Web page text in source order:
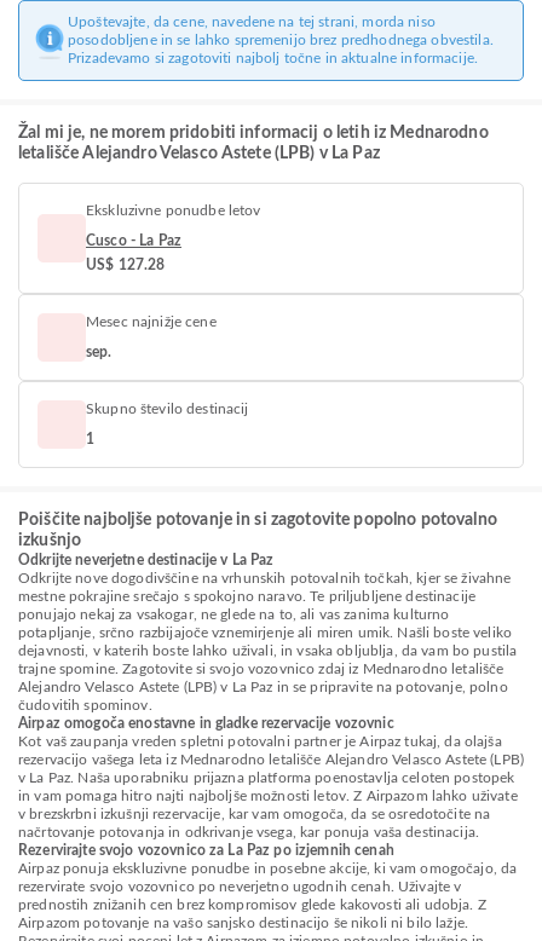
Upoštevajte, da cene, navedene na tej strani, morda niso
posodobljene in se lahko spremenijo brez predhodnega obvestila.
Prizadevamo si zagotoviti najbolj točne in aktualne informacije.
Žal mi je, ne morem pridobiti informacij o letih iz Mednarodno
letališče Alejandro Velasco Astete (LPB) v La Paz
Ekskluzivne ponudbe letov
Cusco - La Paz
US$ 127.28
Mesec najnižje cene
sep.
Skupno število destinacij
1
Poiščite najboljše potovanje in si zagotovite popolno potovalno
izkušnjo
Odkrijte neverjetne destinacije v La Paz
Odkrijte nove dogodivščine na vrhunskih potovalnih točkah, kjer se živahne
mestne pokrajine srečajo s spokojno naravo. Te priljubljene destinacije
ponujajo nekaj za vsakogar, ne glede na to, ali vas zanima kulturno
potapljanje, srčno razbijajoče vznemirjenje ali miren umik. Našli boste veliko
dejavnosti, v katerih boste lahko uživali, in vsaka obljublja, da vam bo pustila
trajne spomine. Zagotovite si svojo vozovnico zdaj iz Mednarodno letališče
Alejandro Velasco Astete (LPB) v La Paz in se pripravite na potovanje, polno
čudovitih spominov.
Airpaz omogoča enostavne in gladke rezervacije vozovnic
Kot vaš zaupanja vreden spletni potovalni partner je Airpaz tukaj, da olajša
rezervacijo vašega leta iz Mednarodno letališče Alejandro Velasco Astete (LPB)
v La Paz. Naša uporabniku prijazna platforma poenostavlja celoten postopek
in vam pomaga hitro najti najboljše možnosti letov. Z Airpazom lahko uživate
v brezskrbni izkušnji rezervacije, kar vam omogoča, da se osredotočite na
načrtovanje potovanja in odkrivanje vsega, kar ponuja vaša destinacija.
Rezervirajte svojo vozovnico za La Paz po izjemnih cenah
Airpaz ponuja ekskluzivne ponudbe in posebne akcije, ki vam omogočajo, da
rezervirate svojo vozovnico po neverjetno ugodnih cenah. Uživajte v
prednostih znižanih cen brez kompromisov glede kakovosti ali udobja. Z
Airpazom potovanje na vašo sanjsko destinacijo še nikoli ni bilo lažje.